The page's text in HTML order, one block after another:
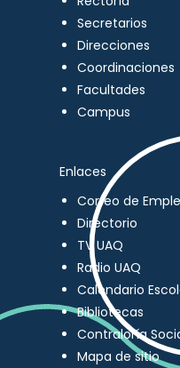
Secretarios
Direcciones
Coordinaciones
Facultades
Campus
Enlaces
Correo de
Directorio
TV UAQ
Radio UAQ
Calendario
Bibliotecas
Contraloría
Mapa de sitio